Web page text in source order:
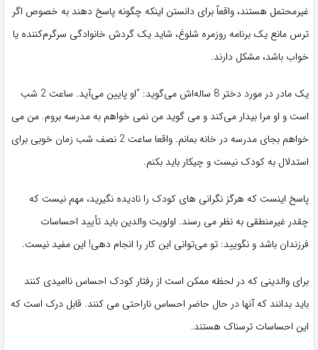
غیرمحتمل هستند، واقعاً برای دانستن اینکه چگونه پاسخ دهند به خصوص اگر
ترس مانع یک برنامه روزمره شلوغ، شاید یک گردش خانوادگی سرگرم‌کننده یا
خواب باشد، مشکل دارند.
یک مادر در مورد دختر 8 ساله‌اش می‌گوید: “او پایین می‌آید. ساعت 2 شب
است و او مرا بیدار می‌کند و می گوید من نمی خواهم به مدرسه بروم. من می
خواهم بجای مدرسه در خانه بمانم. واقعا ساعت 2 نصف شب زمان خوبی برای
استدلال به کودک نیست و چیکار باید بکنم.
پاسخ اینست که هرگز نگرانی های کودک را نادیده نگیرید، مهم نیست که
چقدر غیرمنطقی به نظر می رسند. اولویت والدین باید تأیید احساسات
فرزندان باشد و نگویید: تو می‌توانی این کار را انجام دهی! این مفید نیست.
برای والدینی که در لحظه ممکن است از رفتار کودک احساس ناامیدی کنند
باید بدانند که آنها در حال حاضر احساس ناراحتی می کنند. قابل درک است که
این احساسات ترسناک هستند.